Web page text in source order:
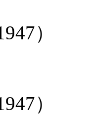
）
）